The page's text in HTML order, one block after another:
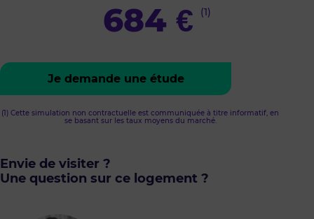
684 € (1)
Je demande une étude
(1) Cette simulation non contractuelle est communiquée à titre informatif, en
se basant sur les taux moyens du marché.
Envie de visiter ?
Une question sur ce logement ?